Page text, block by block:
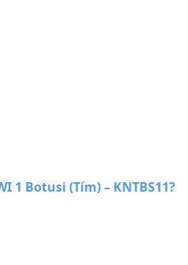
1 Botusi (Tím) – KNTBS11?